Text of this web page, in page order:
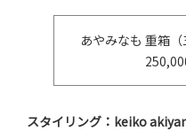
あやみなも 重箱
スタイリング：keiko